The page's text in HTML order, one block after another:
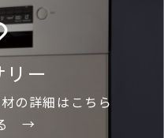
リー
の詳細はこちら
る →